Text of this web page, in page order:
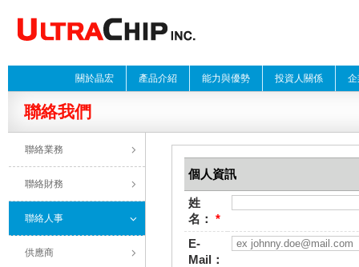
關於晶宏 產品介紹 能力與優勢 投資人關係
聯絡我們
聯絡業務
聯絡財務
聯絡人事
供應商
個人資訊
姓
名 ： *
E-
Mail ：